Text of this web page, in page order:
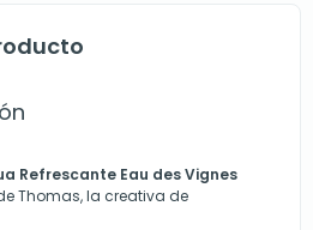
Refrescante Eau des Vignes
Thomas, la creativa de